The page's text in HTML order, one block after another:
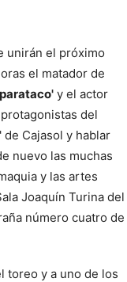
unirán el próximo
el matador de
y el actor
del
Cajasol y hablar
nuevo las muchas
y las artes
Joaquín Turina del
número cuatro de
toreo y a uno de los